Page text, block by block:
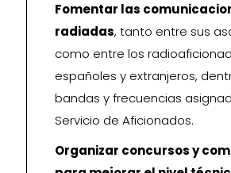
Fomentar las
radiadas, tanto entre sus
como entre los
españoles y extranjeros,
bandas y frecuencias
Servicio de Aficionados.
Organizar concursos y